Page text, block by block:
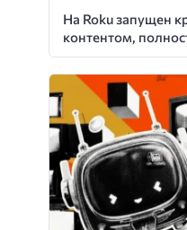
На Roku запущен
контентом,